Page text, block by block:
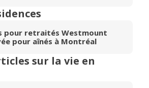
pour retraités Westmount
pour aînés à Montréal
sur la vie en